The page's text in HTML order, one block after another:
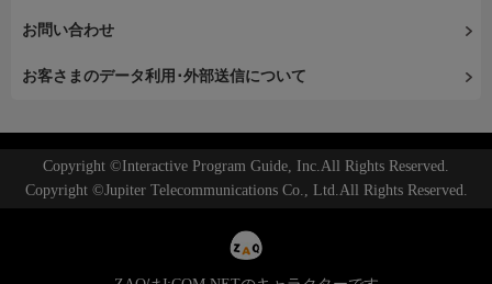
お問い合わせ
お客さまのデータ利用･外部送信について
Copyright ©Interactive Program Guide, Inc.All Rights Reserved.
Copyright ©Jupiter Telecommunications Co., Ltd.All Rights Reserved.